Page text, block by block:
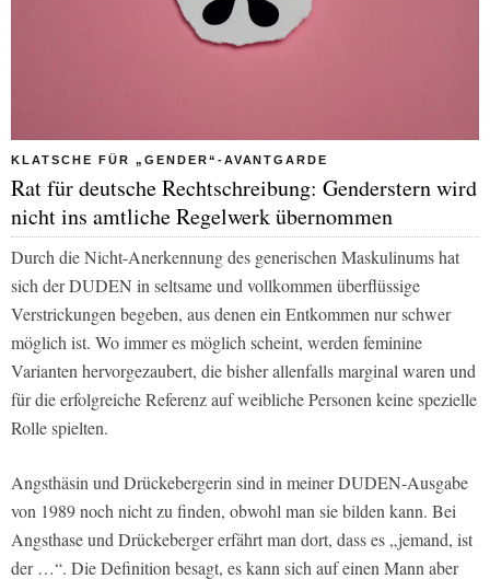
KLATSCHE FÜR „GENDER“-AVANTGARDE
Rat für deutsche Rechtschreibung: Genderstern wird
nicht ins amtliche Regelwerk übernommen
Durch die Nicht-Anerkennung des generischen Maskulinums hat
sich der DUDEN in seltsame und vollkommen überflüssige
Verstrickungen begeben, aus denen ein Entkommen nur schwer
möglich ist. Wo immer es möglich scheint, werden feminine
Varianten hervorgezaubert, die bisher allenfalls marginal waren und
für die erfolgreiche Referenz auf weibliche Personen keine spezielle
Rolle spielten.
Angsthäsin und Drückebergerin sind in meiner DUDEN-Ausgabe
von 1989 noch nicht zu finden, obwohl man sie bilden kann. Bei
Angsthase und Drückeberger erfährt man dort, dass es „jemand, ist
der …“. Die Definition besagt, es kann sich auf einen Mann aber